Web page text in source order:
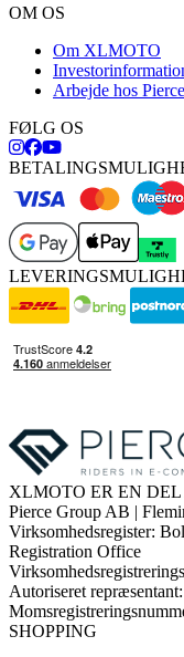
OM OS
Om XLMOTO
Arbejde hos Pierce
FØLG OS
XLMOTO ER EN DEL
Pierce Group AB |
Virksomhedsregister:
Registration Office
Autoriseret
SHOPPING